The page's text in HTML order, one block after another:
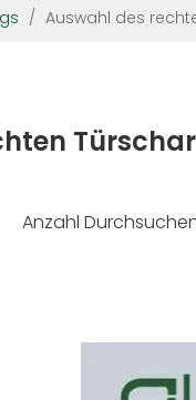
/ Auswahl des
Anzahl